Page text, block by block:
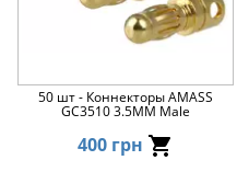
50 шт - Коннекторы AMASS
GC3510 3.5MM Male
400 грн